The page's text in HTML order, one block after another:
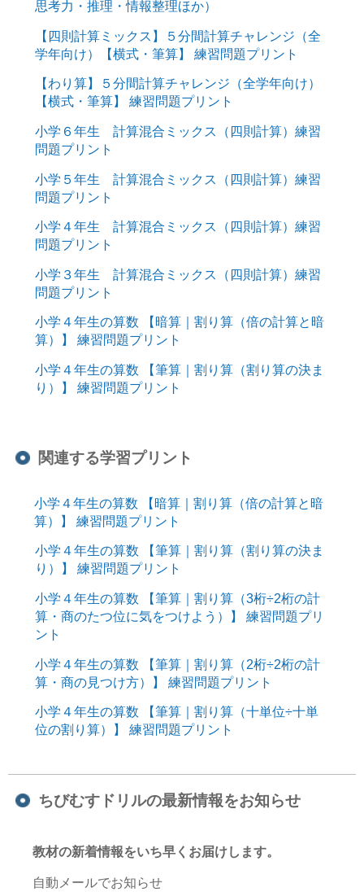
思考力・推理・情報整理ほか）
【四則計算ミックス】５分間計算チャレンジ（全
学年向け）【横式・筆算】 練習問題プリント
【わり算】５分間計算チャレンジ（全学年向け）
【横式・筆算】 練習問題プリント
小学６年生 計算混合ミックス（四則計算）練習
問題プリント
小学５年生 計算混合ミックス（四則計算）練習
問題プリント
小学４年生 計算混合ミックス（四則計算）練習
問題プリント
小学３年生 計算混合ミックス（四則計算）練習
問題プリント
小学４年生の算数 【暗算｜割り算（倍の計算と暗
算）】 練習問題プリント
小学４年生の算数 【筆算｜割り算（割り算の決ま
り）】 練習問題プリント
関連する学習プリント
小学４年生の算数 【暗算｜割り算（倍の計算と暗
算）】 練習問題プリント
小学４年生の算数 【筆算｜割り算（割り算の決ま
り）】 練習問題プリント
小学４年生の算数 【筆算｜割り算（3桁÷2桁の計
算・商のたつ位に気をつけよう）】 練習問題プリ
ント
小学４年生の算数 【筆算｜割り算（2桁÷2桁の計
算・商の見つけ方）】 練習問題プリント
小学４年生の算数 【筆算｜割り算（十単位÷十単
位の割り算）】 練習問題プリント
ちびむすドリルの最新情報をお知らせ
教材の新着情報をいち早くお届けします。
自動メールでお知らせ